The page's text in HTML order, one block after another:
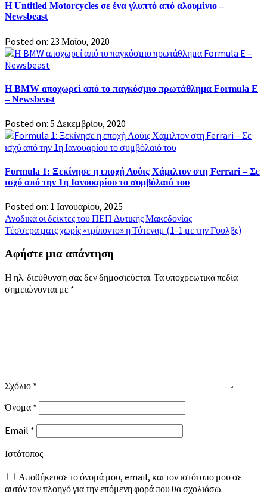
Η Untitled Motorcycles σε ένα γλυπτό από αλουμίνιο –
Newsbeast
Posted on: 23 Μαΐου, 2020
Η BMW αποχωρεί από το παγκόσμιο πρωτάθλημα Formula E
– Newsbeast
Posted on: 5 Δεκεμβρίου, 2020
Formula 1: Ξεκίνησε η εποχή Λούις Χάμιλτον στη Ferrari – Σε
ισχύ από την 1η Ιανουαρίου το συμβόλαιό του
Posted on: 1 Ιανουαρίου, 2025
Πλοήγηση
άρθρων
Ανοδικά οι δείκτες του ΠΕΠ Δυτικής Μακεδονίας
Τέσσερα ματς χωρίς «τρίποντο» η Τότεναμ (1-1 με την Γουλβς)
Αφήστε μια απάντηση
Η ηλ. διεύθυνση σας δεν δημοσιεύεται. Τα υποχρεωτικά πεδία
σημειώνονται με *
Σχόλιο *
Όνομα *
Email *
Ιστότοπος
Αποθήκευσε το όνομά μου, email, και τον ιστότοπο μου σε
αυτόν τον πλοηγό για την επόμενη φορά που θα σχολιάσω.